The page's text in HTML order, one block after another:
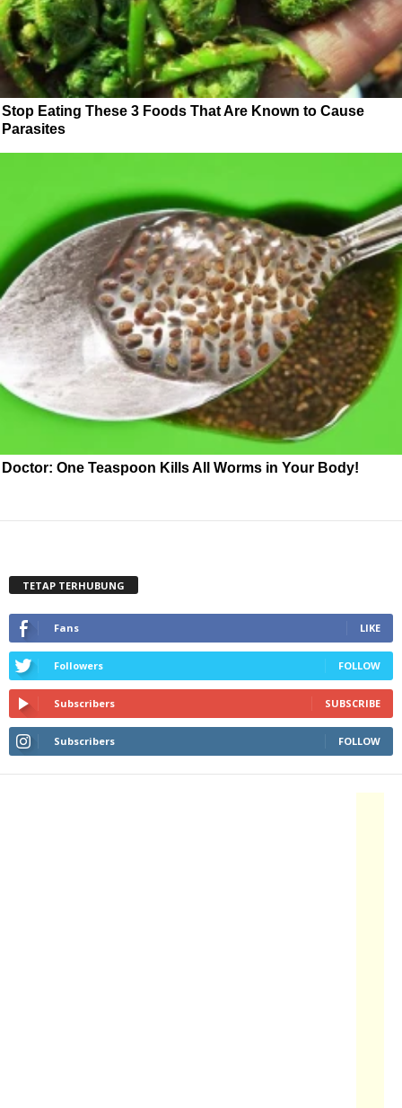
Stop Eating These 3 Foods That Are Known to Cause
Parasites
Doctor: One Teaspoon Kills All Worms in Your Body!
TETAP TERHUBUNG
Fans LIKE
Followers FOLLOW
Subscribers SUBSCRIBE
Subscribers FOLLOW